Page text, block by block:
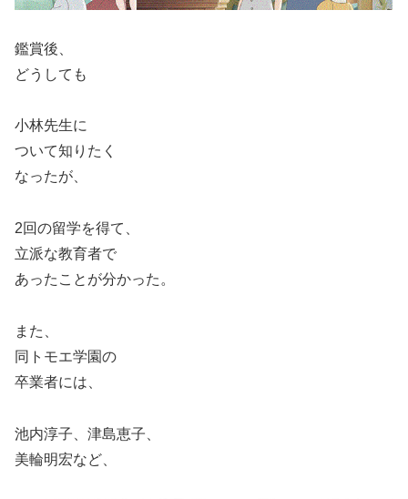
鑑賞後、
どうしても
小林先生に
ついて知りたく
なったが、
2回の留学を得て、
立派な教育者で
あったことが分かった。
また、
同トモエ学園の
卒業者には、
池内淳子、津島恵子、
美輪明宏など、